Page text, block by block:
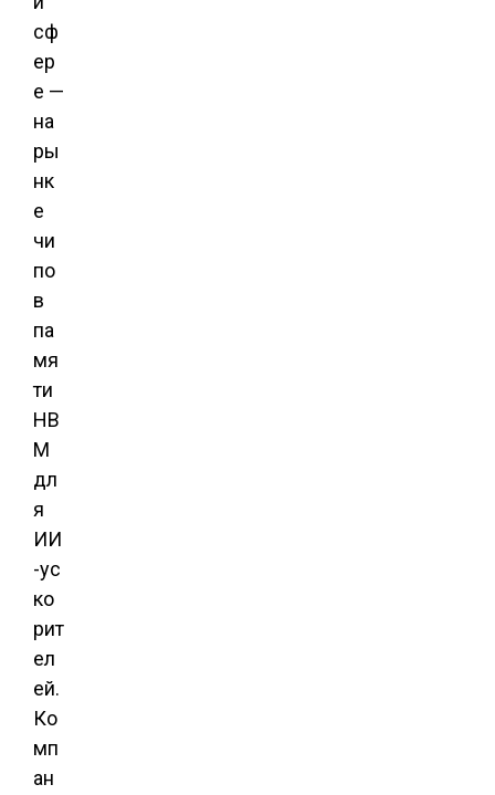
сф
ер
е —
на
ры
нк
е
чи
по
в
па
мя
ти
HB
M
дл
я
ИИ
-ус
ко
рит
ел
ей.
Ко
мп
ан